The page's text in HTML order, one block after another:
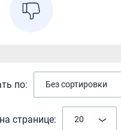
по: Без сортировки
странице: 20